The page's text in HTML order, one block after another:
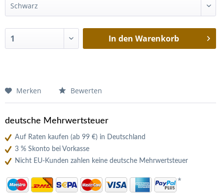
In den Warenkorb
Merken Bewerten
deutsche Mehrwertsteuer
Auf Raten kaufen (ab 99 €) in Deutschland
3 % Skonto bei Vorkasse
Nicht EU-Kunden zahlen keine deutsche Mehrwertsteuer
*